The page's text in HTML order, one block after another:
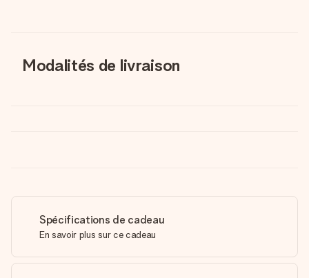
Modalités de livraison
Spécifications de cadeau
En savoir plus sur ce cadeau